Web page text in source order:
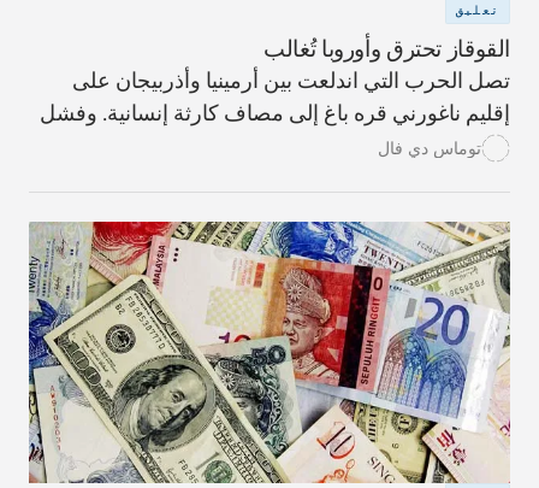
تعليق
القوقاز تحترق وأوروبا تُغالب
تصل الحرب التي اندلعت بين أرمينيا وأذربيجان على
إقليم ناغورني قره باغ إلى مصاف كارثة إنسانية. وفشل
الاتحاد الأوروبي في الاستجابة بشكل مناسب يقوّض
توماس دي فال